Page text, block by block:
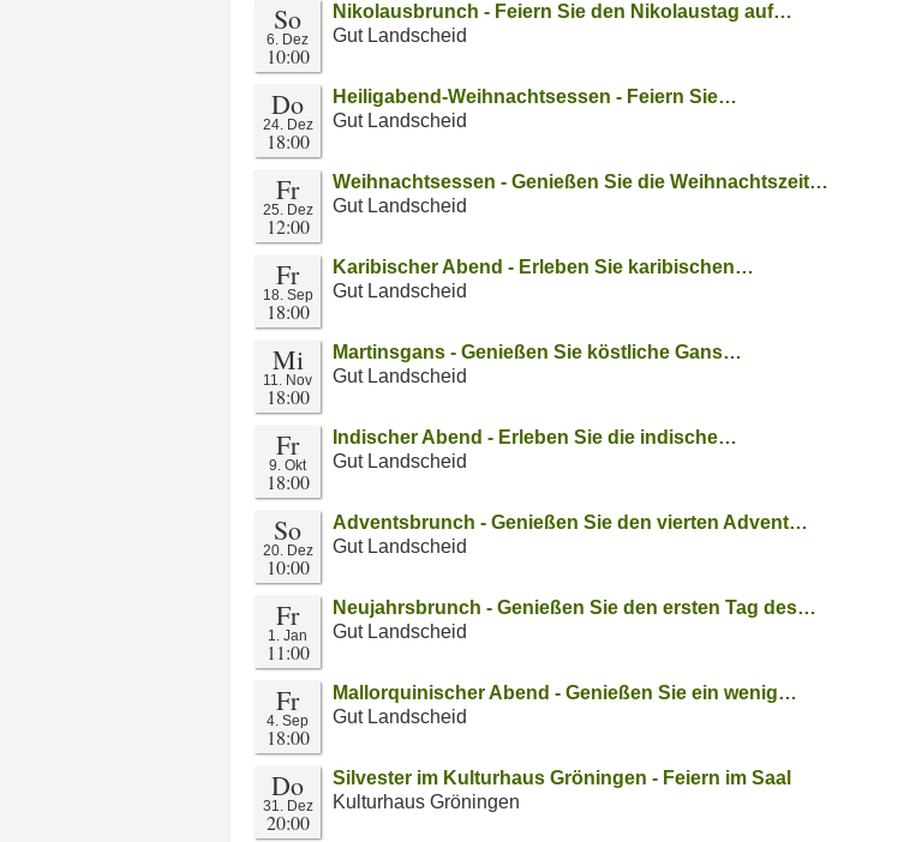
So
6. Dez
10:00
Nikolausbrunch - Feiern Sie den Nikolaustag auf…
Gut Landscheid
Do
24. Dez
18:00
Heiligabend-Weihnachtsessen - Feiern Sie…
Gut Landscheid
Fr
25. Dez
12:00
Weihnachtsessen - Genießen Sie die Weihnachtszeit…
Gut Landscheid
Fr
18. Sep
18:00
Karibischer Abend - Erleben Sie karibischen…
Gut Landscheid
Mi
11. Nov
18:00
Martinsgans - Genießen Sie köstliche Gans…
Gut Landscheid
Fr
9. Okt
18:00
Indischer Abend - Erleben Sie die indische…
Gut Landscheid
So
20. Dez
10:00
Adventsbrunch - Genießen Sie den vierten Advent…
Gut Landscheid
Fr
1. Jan
11:00
Neujahrsbrunch - Genießen Sie den ersten Tag des…
Gut Landscheid
Fr
4. Sep
18:00
Mallorquinischer Abend - Genießen Sie ein wenig…
Gut Landscheid
Do
31. Dez
20:00
Silvester im Kulturhaus Gröningen - Feiern im Saal
Kulturhaus Gröningen